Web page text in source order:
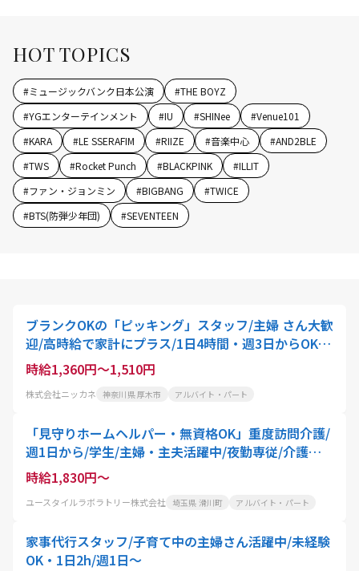
HOT TOPICS
#ミュージックバンク日本公演 #THE BOYZ
#YGエンターテインメント #IU #SHINee #Venue101
#KARA #LE SSERAFIM #RIIZE #音楽中心 #AND2BLE
#TWS #Rocket Punch #BLACKPINK #ILLIT
#ファン・ジョンミン #BIGBANG #TWICE
#BTS(防弾少年団) #SEVENTEEN
ブランクOKの「ピッキング」スタッフ/主婦 さん大歓
迎/高時給で家計にプラス/1日4時間・週3日からOK・
酒井
時給1,360円～1,510円
株式会社ニッカネ 神奈川県 厚木市 アルバイト・パート
「見守りホームヘルパー・無資格OK」重度訪問介護/
週1日から/学生/主婦・主夫活躍中/夜勤専従/介護職
員
時給1,830円～
ユースタイルラボラトリー株式会社 埼玉県 滑川町 アルバイト・パート
家事代行スタッフ/子育て中の主婦さん活躍中/未経験
OK・1日2h/週1日〜